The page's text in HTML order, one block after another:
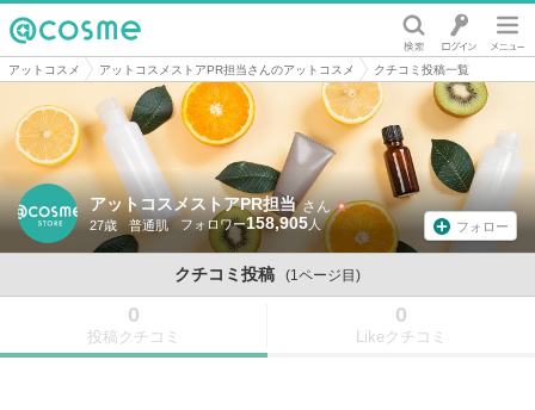
@cosme
アットコスメ アットコスメストアPR担当さんのアットコスメ クチコミ投稿一覧
アットコスメストアPR担当 さん
27歳 普通肌 158,905 フォロー
クチコミ投稿 (1ページ目)
0
投稿クチコミ
0
Likeクチコミ